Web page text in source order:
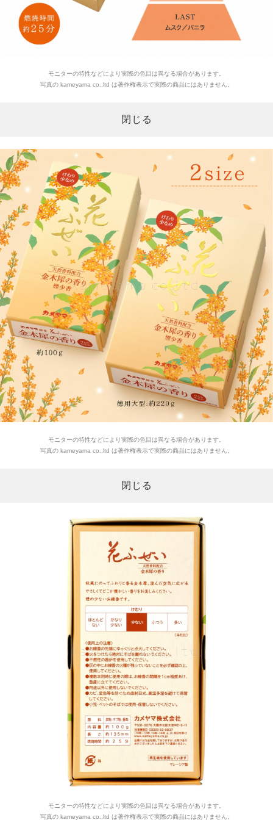
モニターの特性などにより実際の色目は異なる場合があります。
写真の kameyama co.,ltd は著作権表示で実際の商品にはありません。
閉じる
モニターの特性などにより実際の色目は異なる場合があります。
写真の kameyama co.,ltd は著作権表示で実際の商品にはありません。
閉じる
モニターの特性などにより実際の色目は異なる場合があります。
写真の kameyama co.,ltd は著作権表示で実際の商品にはありません。